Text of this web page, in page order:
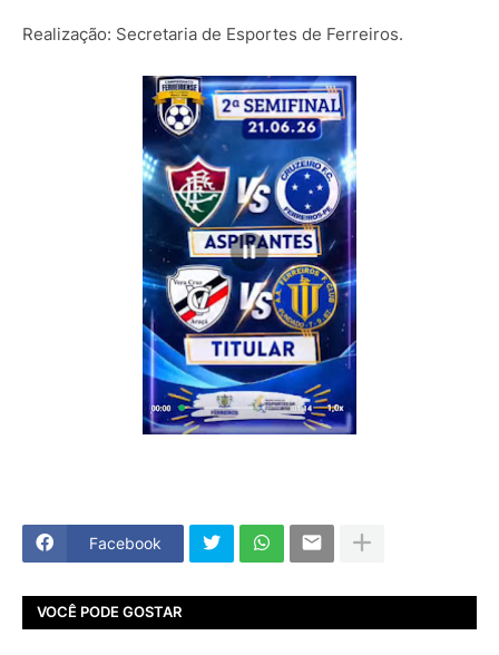
Realização: Secretaria de Esportes de Ferreiros.
Facebook
VOCÊ PODE GOSTAR